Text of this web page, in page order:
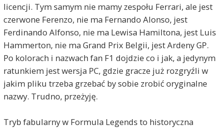
licencji. Tym samym nie mamy zespołu Ferrari, ale jest
czerwone Ferenzo, nie ma Fernando Alonso, jest
Ferdinando Alfonso, nie ma Lewisa Hamiltona, jest Luis
Hammerton, nie ma Grand Prix Belgii, jest Ardeny GP.
Po kolorach i nazwach fan F1 dojdzie co i jak, a jedynym
ratunkiem jest wersja PC, gdzie gracze już rozgryźli w
jakim pliku trzeba grzebać by sobie zrobić oryginalne
nazwy. Trudno, przeżyję.
Tryb fabularny w Formula Legends to historyczna